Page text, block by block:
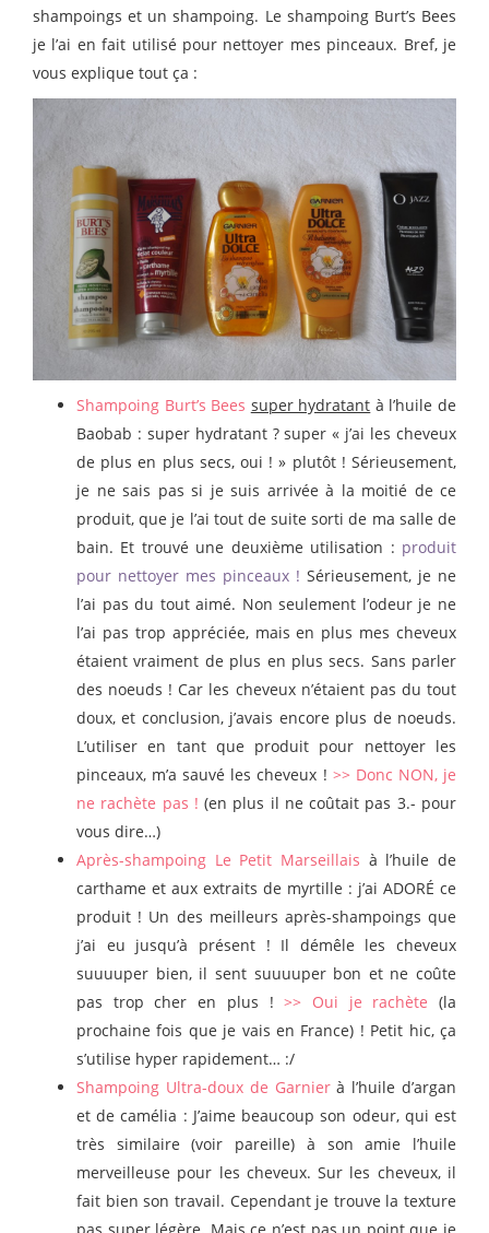
shampoings et un shampoing. Le shampoing Burt’s Bees
je l’ai en fait utilisé pour nettoyer mes pinceaux. Bref, je
vous explique tout ça :
Shampoing Burt’s Bees super hydratant à l’huile de
Baobab : super hydratant ? super « j’ai les cheveux
de plus en plus secs, oui ! » plutôt ! Sérieusement,
je ne sais pas si je suis arrivée à la moitié de ce
produit, que je l’ai tout de suite sorti de ma salle de
bain. Et trouvé une deuxième utilisation : produit
pour nettoyer mes pinceaux ! Sérieusement, je ne
l’ai pas du tout aimé. Non seulement l’odeur je ne
l’ai pas trop appréciée, mais en plus mes cheveux
étaient vraiment de plus en plus secs. Sans parler
des noeuds ! Car les cheveux n’étaient pas du tout
doux, et conclusion, j’avais encore plus de noeuds.
L’utiliser en tant que produit pour nettoyer les
pinceaux, m’a sauvé les cheveux ! >> Donc NON, je
ne rachète pas ! (en plus il ne coûtait pas 3.- pour
vous dire…)
Après-shampoing Le Petit Marseillais à l’huile de
carthame et aux extraits de myrtille : j’ai ADORÉ ce
produit ! Un des meilleurs après-shampoings que
j’ai eu jusqu’à présent ! Il démêle les cheveux
suuuuper bien, il sent suuuuper bon et ne coûte
pas trop cher en plus !>> Oui je rachète (la
prochaine fois que je vais en France) ! Petit hic, ça
s’utilise hyper rapidement… :/
Shampoing Ultra-doux de Garnierà l’huile d’argan
et de camélia : J’aime beaucoup son odeur, qui est
très similaire (voir pareille) à son amie l’huile
merveilleuse pour les cheveux. Sur les cheveux, il
fait bien son travail. Cependant je trouve la texture
pas super légère. Mais ce n’est pas un point que je